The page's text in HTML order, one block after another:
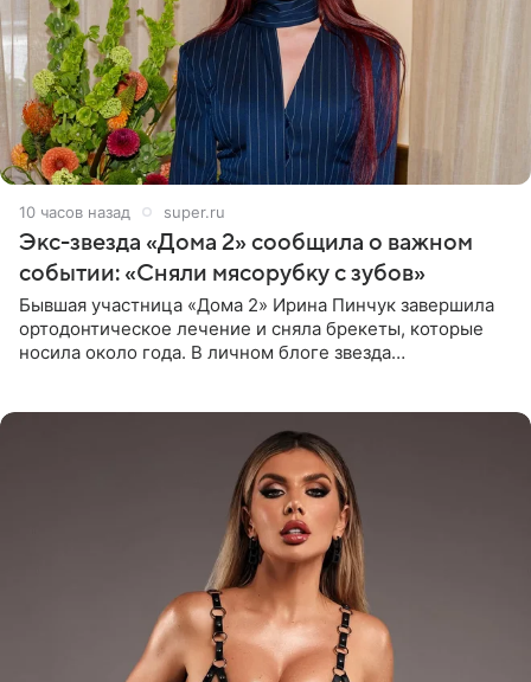
10 часов назад super.ru
Экс-звезда «Дома 2» сообщила о важном
событии: «Сняли мясорубку с зубов»
Бывшая участница «Дома 2» Ирина Пинчук завершила
ортодонтическое лечение и сняла брекеты, которые
носила около года. В личном блоге звезда